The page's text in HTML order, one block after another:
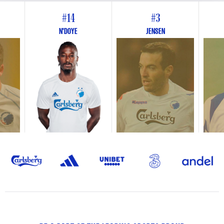
#14
N'DOYE
#3
JENSEN